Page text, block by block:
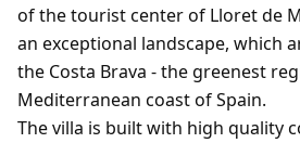
of the tourist center of Lloret de
an exceptional landscape, which
the Costa Brava - the greenest
Mediterranean coast of Spain.
The villa is built with high quality